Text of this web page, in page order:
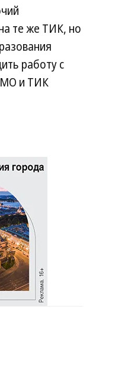
те же ТИК, но
работу с
и ТИК